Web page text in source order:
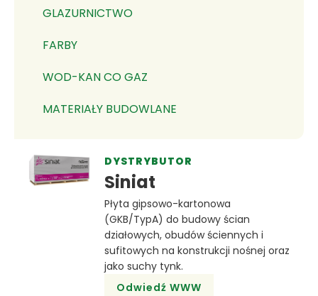
GLAZURNICTWO
FARBY
WOD-KAN CO GAZ
MATERIAŁY BUDOWLANE
DYSTRYBUTOR
Siniat
Płyta gipsowo-kartonowa
(GKB/TypA) do budowy ścian
działowych, obudów ściennych i
sufitowych na konstrukcji nośnej oraz
jako suchy tynk.
Odwiedź WWW